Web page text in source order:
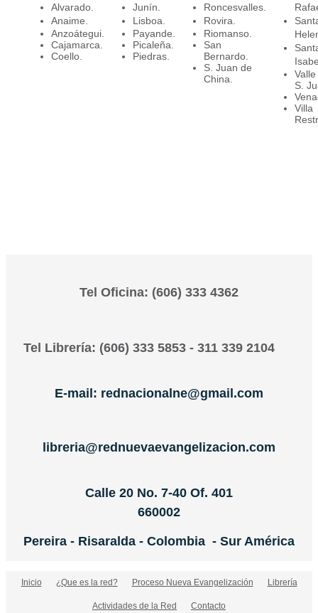
Alvarado.
Anaime.
Anzoátegui.
Cajamarca.
Coello.
Junín.
Lisboa.
Payande.
Picaleña.
Piedras.
Roncesvalles.
Rovira.
Riomanso.
San
Bernardo.
S. Juan de
China.
S.
Villa
Tel Oficina: (606) 333 4362
Tel Librería: (606) 333 5853 - 311 339 2104
E-mail: rednacionalne@gmail.com
libreria@rednuevaevangelizacion.com
Calle 20 No. 7-40 Of. 401
660002
Pereira - Risaralda - Colombia - Sur América
Inicio ¿Que es la red? Proceso Nueva Evangelización Librería
Actividades de la Red Contacto